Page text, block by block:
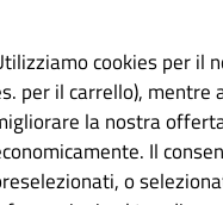
cookies per il
per il carrello), mentre
la nostra
Il
o